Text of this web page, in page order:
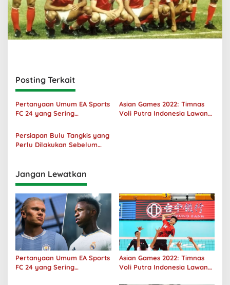
Posting Terkait
Pertanyaan Umum EA Sports
FC 24 yang Sering
Asian Games 2022: Timnas
Voli Putra Indonesia Lawan
Persiapan Bulu Tangkis yang
Perlu Dilakukan Sebelum
Jangan Lewatkan
Pertanyaan Umum EA Sports
FC 24 yang Sering
Asian Games 2022: Timnas
Voli Putra Indonesia Lawan